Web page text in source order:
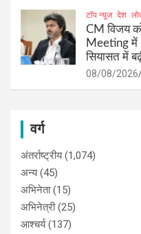
टॉप न्यूज देश
CM विजय
Meeting में
सियासत में
08/08/2026
वर्ग
अंतर्राष्ट्रीय(1,074)
अन्य(45)
अभिनेता(15)
अभिनेत्री(25)
आश्चर्य(137)